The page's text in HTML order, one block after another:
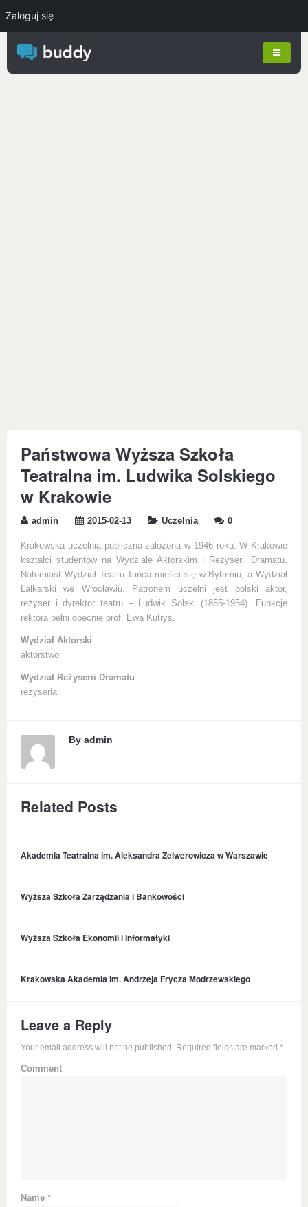
Państwowa Wyższa Szkoła
Teatralna im. Ludwika Solskiego
w Krakowie
admin 2015-02-13 Uczelnia 0
Krakowska uczelnia publiczna założona w 1946 roku. W Krakowie
kształci studentów na Wydziale Aktorskim i Reżyserii Dramatu.
Natomiast Wydział Teatru Tańca mieści się w Bytomiu, a Wydział
Lalkarski we Wrocławiu. Patronem uczelni jest polski aktor,
reżyser i dyrektor teatru – Ludwik Solski (1855-1954). Funkcję
rektora pełni obecnie prof. Ewa Kutryś.
Wydział Aktorski
aktorstwo
Wydział Reżyserii Dramatu
reżyseria
By admin
Related Posts
Akademia Teatralna im. Aleksandra Zelwerowicza w Warszawie
Wyższa Szkoła Zarządzania i Bankowości
Wyższa Szkoła Ekonomii i Informatyki
Krakowska Akademia im. Andrzeja Frycza Modrzewskiego
Leave a Reply
Your email address will not be published. Required fields are marked *
Comment
Name *
Zaloguj się